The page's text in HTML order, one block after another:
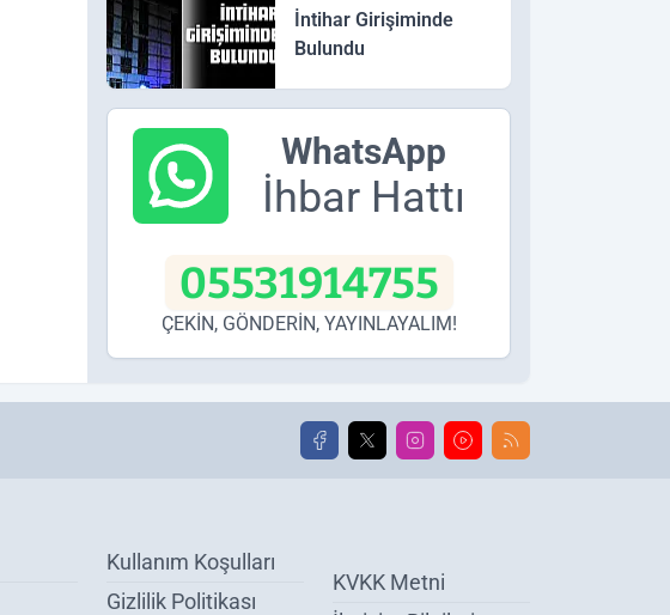
İntihar Girişiminde
Bulundu
WhatsApp
İhbar Hattı
05531914755
ÇEKİN, GÖNDERİN, YAYINLAYALIM!
Kullanım Koşulları
Gizlilik Politikası
KVKK Metni